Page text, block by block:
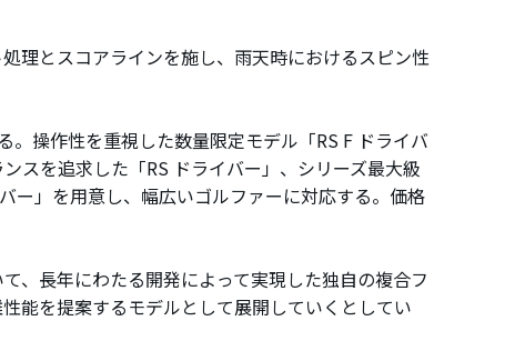
理とスコアラインを施し、雨天時におけるスピン性
操作性を重視した数量限定モデル「RS F ドライバ
スを追求した「RS ドライバー」、シリーズ最大級
ー」を用意し、幅広いゴルファーに対応する。価格
、長年にわたる開発によって実現した独自の複合フ
能を提案するモデルとして展開していくとしてい